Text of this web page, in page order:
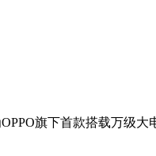
旗下首款搭载万级大